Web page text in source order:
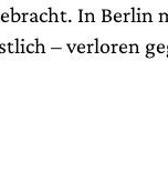
In Berlin
– verloren